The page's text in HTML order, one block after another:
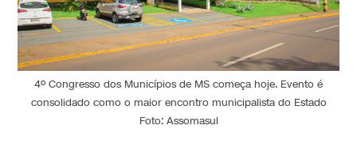
4º Congresso dos Municípios de MS começa hoje. Evento é
consolidado como o maior encontro municipalista do Estado
Foto: Assomasul